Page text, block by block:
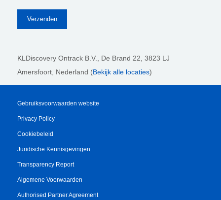
KLDiscovery Ontrack B.V., De Brand 22, 3823 LJ
Amersfoort, Nederland (Bekijk alle locaties)
Gebruiksvoorwaarden website
Privacy Policy
Cookiebeleid
Juridische Kennisgevingen
Transparency Report
Algemene Voorwaarden
Authorised Partner Agreement